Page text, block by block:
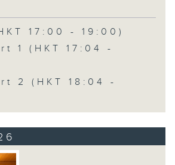
17:00 - 19:00)
1 (HKT 17:04 -
2 (HKT 18:04 -